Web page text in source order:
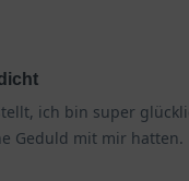
ich bin super
Geduld mit mir hatten.